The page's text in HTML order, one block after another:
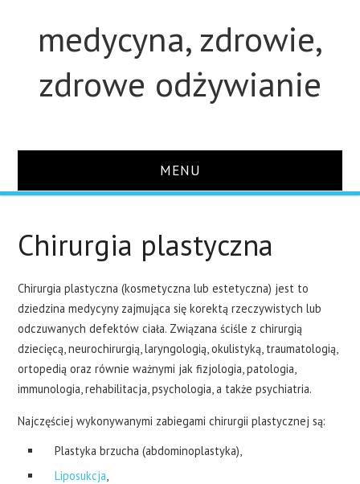
medycyna, zdrowie,
zdrowe odżywianie
MENU
STUDIA
O STRONIE
KONTAKT
Chirurgia plastyczna
Chirurgia plastyczna (kosmetyczna lub estetyczna) jest to
dziedzina medycyny zajmująca się korektą rzeczywistych lub
odczuwanych defektów ciała. Związana ściśle z chirurgią
dziecięcą, neurochirurgią, laryngologią, okulistyką, traumatologią,
ortopedią oraz równie ważnymi jak fizjologia, patologia,
immunologia, rehabilitacja, psychologia, a także psychiatria.
Najczęściej wykonywanymi zabiegami chirurgii plastycznej są:
Plastyka brzucha (abdominoplastyka),
Liposukcja